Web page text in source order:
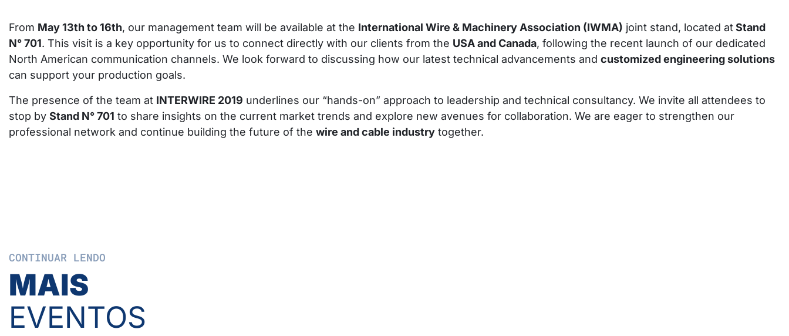
From May 13th to 16th, our management team will be available at the International Wire & Machinery Association (IWMA) joint stand, located atStand
N° 701. This visit is a key opportunity for us to connect directly with our clients from the USA and Canada, following the recent launch of our dedicated
North American communication channels. We look forward to discussing how our latest technical advancements and customized engineering solutions
can support your production goals.
The presence of the team at INTERWIRE 2019 underlines our “hands-on” approach to leadership and technical consultancy. We invite all attendees to
stop by Stand N° 701 to share insights on the current market trends and explore new avenues for collaboration. We are eager to strengthen our
professional network and continue building the future of the wire and cable industry together.
CONTINUAR LENDO
MAIS
EVENTOS